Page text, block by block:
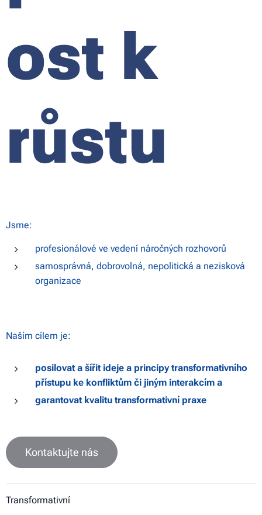
ost k
růstu
Jsme:
profesionálové ve vedení náročných rozhovorů
samosprávná, dobrovolná, nepolitická a nezisková
organizace
Naším cílem je:
posilovat a šířit ideje a principy transformativního
přístupu ke konfliktům či jiným interakcím a
garantovat kvalitu transformativní praxe
Kontaktujte nás
Transformativní